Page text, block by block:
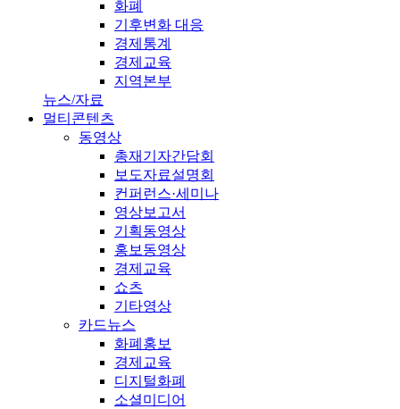
화폐
기후변화 대응
경제통계
경제교육
지역본부
뉴스/자료
멀티콘텐츠
동영상
총재기자간담회
보도자료설명회
컨퍼런스·세미나
영상보고서
기획동영상
홍보동영상
경제교육
쇼츠
기타영상
카드뉴스
화폐홍보
경제교육
디지털화폐
소셜미디어